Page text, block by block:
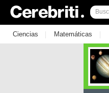
Ciencias | Matemáticas |